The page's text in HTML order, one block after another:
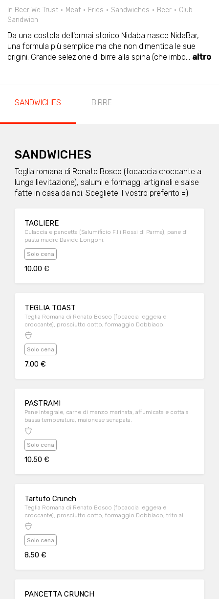
In Beer We Trust Meat Fries Sandwiches Beer
Club
Sandwich
Da una costola dell'ormai storico Nidaba nasce NidaBar,
una formula più semplice ma che non dimentica le sue
origini. Grande selezione di birre alla spina (che imbo... altro
SANDWICHES BIRRE
SANDWICHES
Teglia romana di Renato Bosco (focaccia croccante a
lunga lievitazione), salumi e formaggi artiginali e salse
fatte in casa da noi. Scegliete il vostro preferito =)
TAGLIERE
Culaccia e pancetta (Salumificio F.lli Rossi di Parma), pane di
pasta madre Davide Longoni.
Solo cena
10.00 €
TEGLIA TOAST
Teglia Romana di Renato Bosco (focaccia leggera e
croccante), prosciutto cotto, formaggio Dobbiaco.
Solo cena
7.00 €
PASTRAMI
Pane integrale, carne di manzo marinata, affumicata e cotta a
bassa temperatura, maionese senapata.
Solo cena
10.50 €
Tartufo Crunch
Teglia Romana di Renato Bosco (focaccia leggera e
croccante), prosciutto cotto, formaggio Dobbiaco, trito al
tartufo nero.
Solo cena
8.50 €
PANCETTA CRUNCH